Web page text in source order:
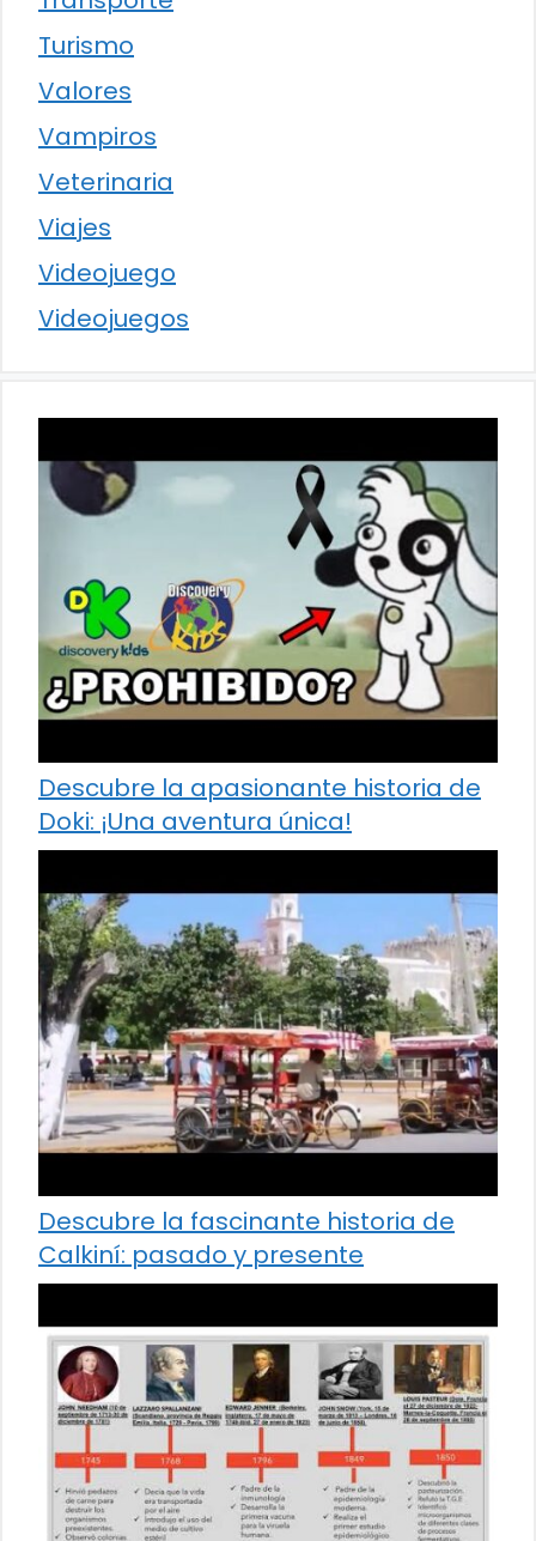
Turismo
Valores
Vampiros
Veterinaria
Viajes
Videojuego
Videojuegos
Descubre la apasionante historia de
Doki: ¡Una aventura única!
Descubre la fascinante historia de
Calkiní: pasado y presente